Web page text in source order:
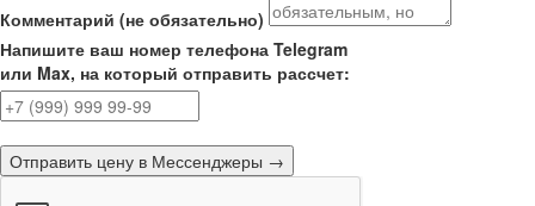
Комментарий (не обязательно)
Напишите ваш номер телефона Telegram
или Max, на который отправить рассчет:
Отправить цену в Мессенджеры →